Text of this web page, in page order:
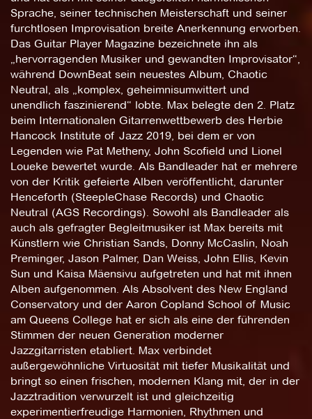
Sprache, seiner technischen Meisterschaft und seiner
furchtlosen Improvisation breite Anerkennung erworben.
Das Guitar Player Magazine bezeichnete ihn als
„hervorragenden Musiker und gewandten Improvisator“,
während DownBeat sein neuestes Album, Chaotic
Neutral, als „komplex, geheimnisumwittert und
unendlich faszinierend“ lobte. Max belegte den 2. Platz
beim Internationalen Gitarrenwettbewerb des Herbie
Hancock Institute of Jazz 2019, bei dem er von
Legenden wie Pat Metheny, John Scofield und Lionel
Loueke bewertet wurde. Als Bandleader hat er mehrere
von der Kritik gefeierte Alben veröffentlicht, darunter
Henceforth (SteepleChase Records) und Chaotic
Neutral (AGS Recordings). Sowohl als Bandleader als
auch als gefragter Begleitmusiker ist Max bereits mit
Künstlern wie Christian Sands, Donny McCaslin, Noah
Preminger, Jason Palmer, Dan Weiss, John Ellis, Kevin
Sun und Kaisa Mäensivu aufgetreten und hat mit ihnen
Alben aufgenommen. Als Absolvent des New England
Conservatory und der Aaron Copland School of Music
am Queens College hat er sich als eine der führenden
Stimmen der neuen Generation moderner
Jazzgitarristen etabliert. Max verbindet
außergewöhnliche Virtuosität mit tiefer Musikalität und
bringt so einen frischen, modernen Klang mit, der in der
Jazztradition verwurzelt ist und gleichzeitig
experimentierfreudige Harmonien, Rhythmen und